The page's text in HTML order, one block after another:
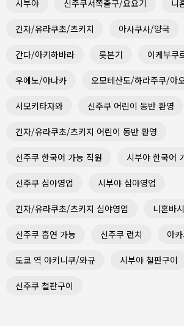
시부야 신주쿠서쪽출구/요요기 니
긴자/유라쿠초/츠키지 아사쿠사/양국
간다/아키하바라 롯본기 이케부쿠
우에노/야나카 오모테산도/하라주쿠/아
시모키타자와 신주쿠 어린이 동반 환영
긴자/유라쿠초/츠키지 어린이 동반 환영
신주쿠 한국어 가능 직원 시부야 한국어
신주쿠 심야영업 시부야 심야영업
긴자/유라쿠초/츠키지 심야영업 니혼바
신주쿠 흡연 가능 신주쿠 런치 아
도쿄 역 야키니쿠/와규 시부야 철판구이
신주쿠 철판구이